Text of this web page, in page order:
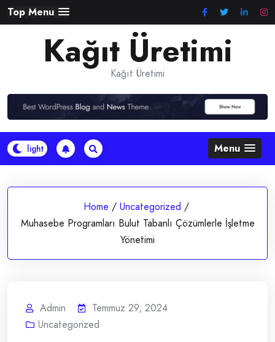
Skip
to
Top Menu
Kağıt Üretimi
Kağıt Üretimi
Menu
Home / Uncategorized /
Muhasebe Programları Bulut Tabanlı Çözümlerle İşletme
Yönetimi
Admin
Temmuz 29, 2024
Uncategorized